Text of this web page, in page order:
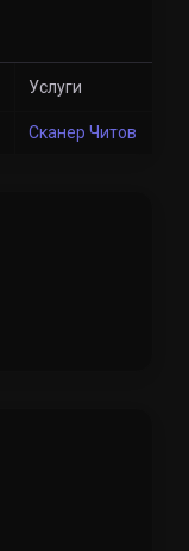
Услуги
Сканер Читов